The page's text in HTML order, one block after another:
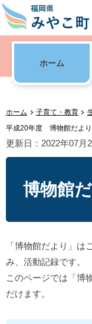
ホーム
ホーム 子育て・教育
平成20年度 博物館だより
更新日：2022年07月
博物館
「博物館だより」
み、活動記録です。
このページでは「博
だけます。